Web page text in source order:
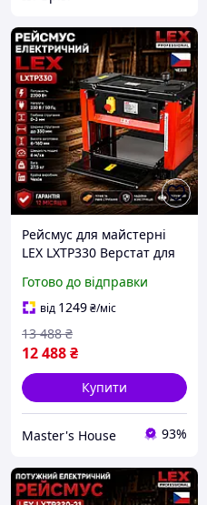
Рейсмус для майстерні
LEX LXTP330 Верстат для
Вт Електричний рейсмус
для обробки дерева Чехія
Готово до відправки
від 1249₴/міс
12 488₴
13 488 ₴
Купити
Master's House 93%